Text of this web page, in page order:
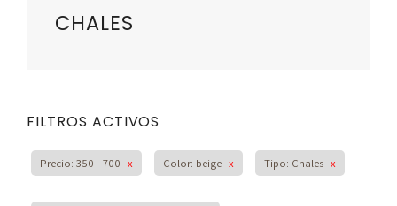
CHALES
FILTROS ACTIVOS
Precio: 350 - 700 x Color: beige x Tipo: Chales x